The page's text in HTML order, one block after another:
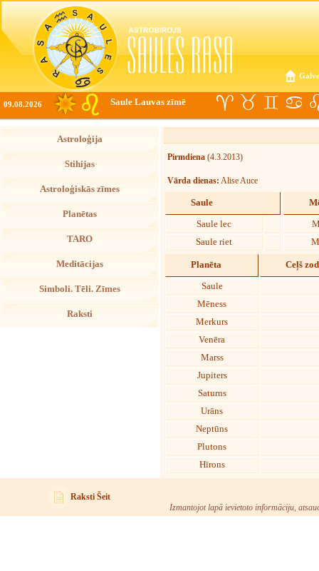
09.08.2026 Saule Lauvas zīmē
Astroloģija
Stihijas
Astroloģiskās zīmes
Planētas
TARO
Meditācijas
Simboli. Tēli. Zīmes
Raksti
Pirmdiena (4.3.2013)
Vārda dienas: Alise Auce
Saule
Saule lec
Saule riet
Planēta Ceļš
Saule
Mēness
Merkurs
Venēra
Marss
Jupiters
Saturns
Urāns
Neptūns
Plutons
Hīrons
Raksti Šeit
Izmantojot lapā ievietoto informāciju,